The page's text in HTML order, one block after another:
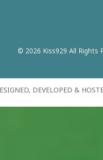
© 2026 Kiss929 All Rights
DEVELOPED &